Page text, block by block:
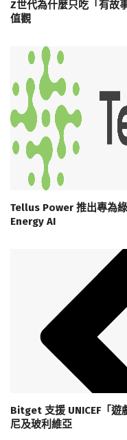
Z世代為什麼只吃「有故
值觀
Tellus Power 推出專為
Energy AI
Bitget 支援 UNICEF「遊
尼及玻利維亞